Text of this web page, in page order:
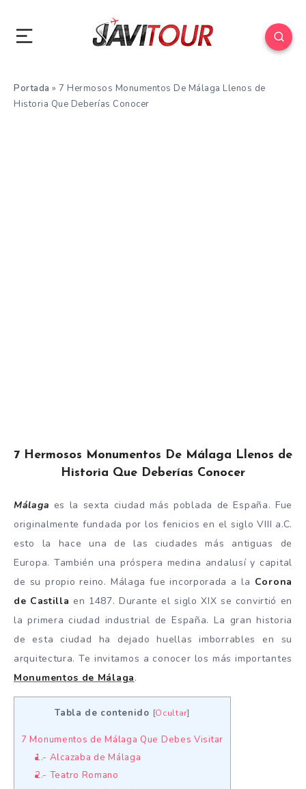
Portada » 7 Hermosos Monumentos De Málaga Llenos de
Historia Que Deberías Conocer
7 Hermosos Monumentos De Málaga Llenos de
Historia Que Deberías Conocer
Málaga es la sexta ciudad más poblada de España. Fue
originalmente fundada por los fenicios en el siglo VIII a.C.
esto la hace una de las ciudades más antiguas de
Europa. También una próspera medina andalusí y capital
de su propio reino. Málaga fue incorporada a la Corona
de Castilla en 1487. Durante el siglo XIX se convirtió en
la primera ciudad industrial de España. La gran historia
de esta ciudad ha dejado huellas imborrables en su
arquitectura. Te invitamos a conocer los más importantes
Monumentos de Málaga.
Tabla de contenido [Ocultar]
7 Monumentos de Málaga Que Debes Visitar
1.- Alcazaba de Málaga
2.- Teatro Romano